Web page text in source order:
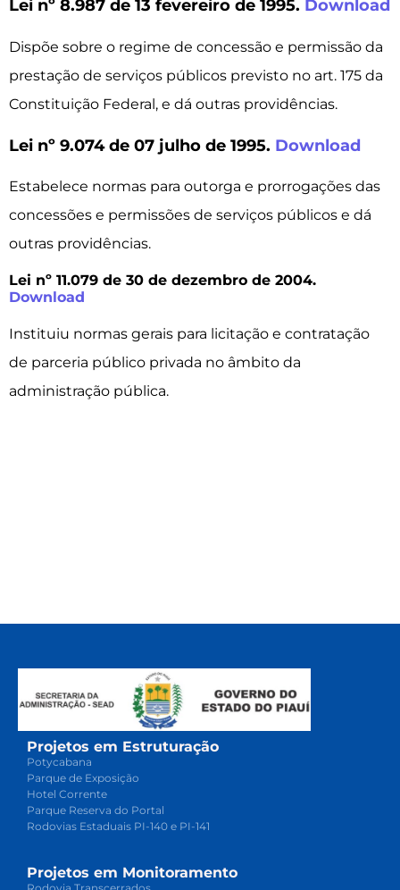
Lei nº 8.987 de 13 fevereiro de 1995. Download
Dispõe sobre o regime de concessão e permissão da
prestação de serviços públicos previsto no art. 175 da
Constituição Federal, e dá outras providências.
Lei nº 9.074 de 07 julho de 1995. Download
Estabelece normas para outorga e prorrogações das
concessões e permissões de serviços públicos e dá
outras providências.
Lei nº 11.079 de 30 de dezembro de 2004.
Download
Instituiu normas gerais para licitação e contratação
de parceria público privada no âmbito da
administração pública.
Projetos em Estruturação
Potycabana
Parque de Exposição
Hotel Corrente
Parque Reserva do Portal
Rodovias Estaduais PI-140 e PI-141
Projetos em Monitoramento